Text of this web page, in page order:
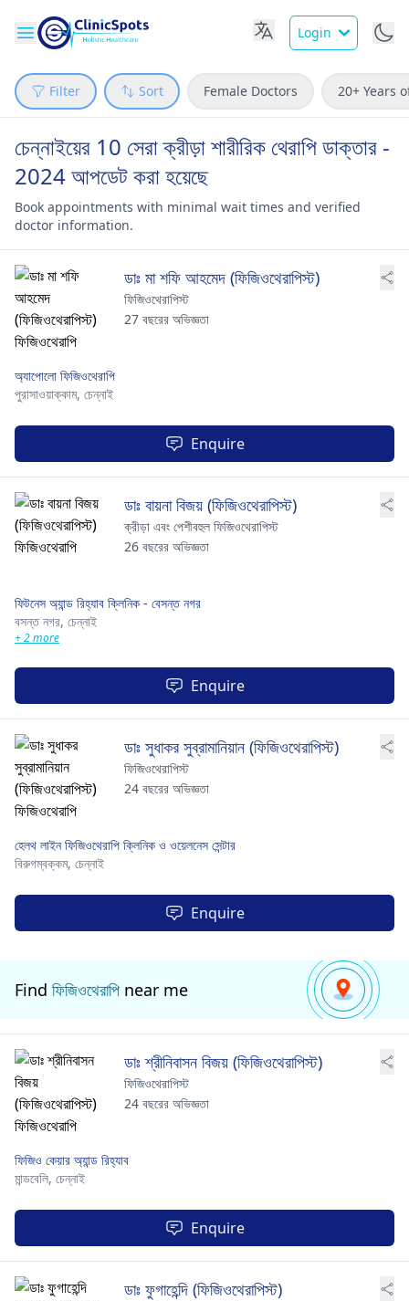
Login
Filter Sort Female Doctors 20+ Years
চেন্নাইয়ের 10 সেরা ক্রীড়া শারীরিক থেরাপি ডাক্তার -
2024 আপডেট করা হয়েছে
Book appointments with minimal wait times and verified
doctor information.
ডাঃ মা শফি আহমেদ (ফিজিওথেরাপিস্ট)
ফিজিওথেরাপিস্ট
27 বছরের অভিজ্ঞতা
অ্যাপোলো ফিজিওথেরাপি
পুরাসাওয়াক্কাম, চেন্নাই
Enquire
ডাঃ বায়না বিজয় (ফিজিওথেরাপিস্ট)
ক্রীড়া এবং পেশীবহুল ফিজিওথেরাপিস্ট
26 বছরের অভিজ্ঞতা
ফিটনেস অ্যান্ড রিহ্যাব ক্লিনিক - বেসন্ত নগর
বসন্ত নগর, চেন্নাই
+ 2 more
Enquire
ডাঃ সুধাকর সুব্রামানিয়ান (ফিজিওথেরাপিস্ট)
ফিজিওথেরাপিস্ট
24 বছরের অভিজ্ঞতা
হেলথ লাইন ফিজিওথেরাপি ক্লিনিক ও ওয়েলনেস সেন্টার
বিরুগম্বক্কম, চেন্নাই
Enquire
Find ফিজিওথেরাপি near me
ডাঃ শ্রীনিবাসন বিজয় (ফিজিওথেরাপিস্ট)
ফিজিওথেরাপিস্ট
24 বছরের অভিজ্ঞতা
ফিজিও কেয়ার অ্যান্ড রিহ্যাব
মান্ডবেলি, চেন্নাই
Enquire
ডাঃ ফুগাহেন্দি (ফিজিওথেরাপিস্ট)